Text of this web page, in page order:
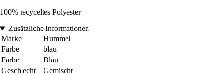
100% recyceltes Polyester
Zusätzliche Informationen
Marke
Hummel
Farbe
blau
Farbe
Blau
Geschlecht
Gemischt